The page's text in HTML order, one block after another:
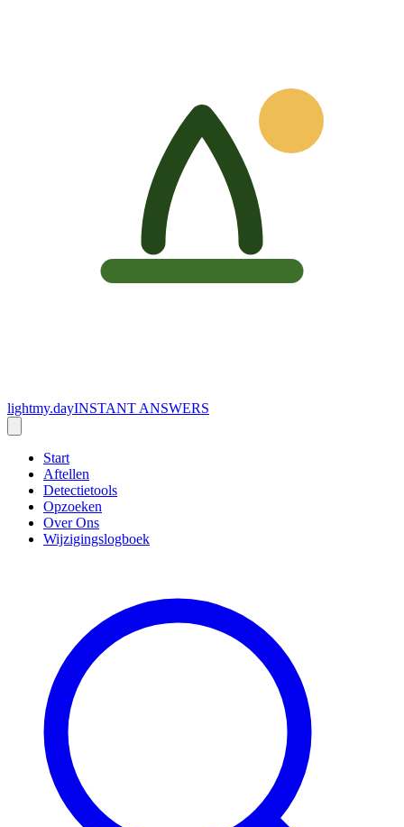
lightmy.dayINSTANT ANSWERS
Start
Aftellen
Detectietools
Opzoeken
Over Ons
Wijzigingslogboek